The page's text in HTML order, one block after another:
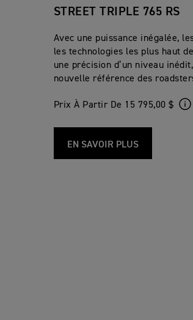
STREET TRIPLE 765 RS
Avec une puissance inégalée,
les technologies les plus haut
une précision d’un niveau
nouvelle référence des
Prix À Partir De 15 795,00 $
EN SAVOIR PLUS